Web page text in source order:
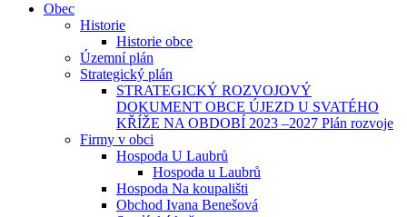
Obec
Historie
Historie obce
Územní plán
Strategický plán
STRATEGICKÝ ROZVOJOVÝ
DOKUMENT OBCE ÚJEZD U SVATÉHO
KŘÍŽE NA OBDOBÍ 2023 –2027 Plán rozvoje
Firmy v obci
Hospoda U Laubrů
Hospoda u Laubrů
Hospoda Na koupališti
Obchod Ivana Benešová